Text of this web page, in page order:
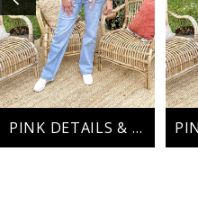
PINK DETAILS & DENIM VIBES